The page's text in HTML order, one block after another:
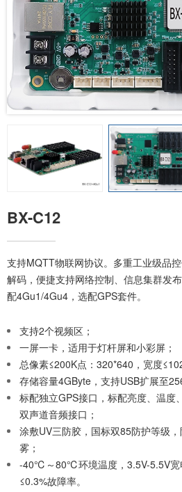
BX-C12
支持MQTT物联网协议。多重工业级品
解码，便捷支持网络控制、信息集群发
配4Gu1/4Gu4，选配GPS套件。
支持2个视频区；
一屏一卡，适用于灯杆屏和小彩屏；
总像素≤200K点：320*640，宽度
存储容量4GByte，支持USB扩展至
标配独立GPS接口，标配亮度、温度
双声道音频接口；
涂敷UV三防胶，国标双85防护等级
雾；
-40℃～80℃环境温度，3.5V-5.5V宽
≤0.3%故障率。